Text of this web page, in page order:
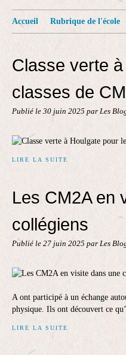
Accueil Rubrique de l'école
Classe verte
classes de
Publié le 30 juin 2025 par Les
LIRE LA SUITE
Les CM2A en
collégiens
Publié le 27 juin 2025 par Les
A ont participé à un échange
physique. Ils ont découvert ce
LIRE LA SUITE